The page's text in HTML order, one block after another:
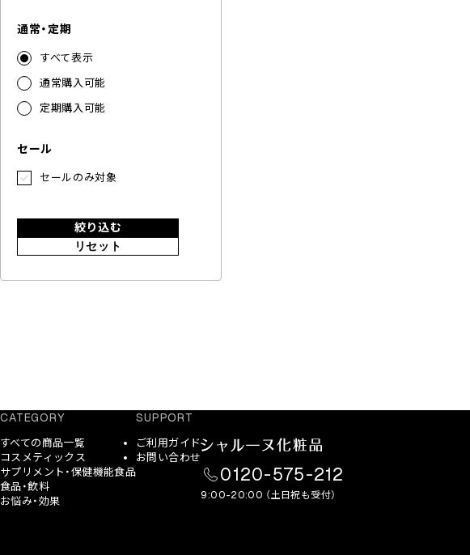
通常・定期
すべて表示
通常購入可能
定期購入可能
セール
セールのみ対象
絞り込む
リセット
CATEGORY
すべての商品一覧
コスメティックス
サプリメント・保健機能食品
食品・飲料
お悩み・効果
SUPPORT
ご利用ガイド
お問い合わせ
0120-575-212
9:00-20:00 （土日祝も受付）